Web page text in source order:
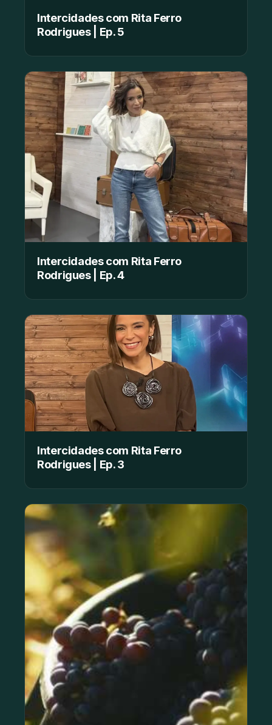
Intercidades com Rita Ferro
Rodrigues | Ep. 5
Intercidades com Rita Ferro
Rodrigues | Ep. 4
Intercidades com Rita Ferro
Rodrigues | Ep. 3